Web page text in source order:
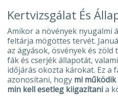
Kertvizsgálat És
Amikor a növények nyugalmi
feltárja mögöttes tervét.
az ágyások, ösvények és
fák és cserjék állapotát,
időjárás okozta károkat. Ez a
azonosítani, hogy mi
min kell esetleg kiigazítania